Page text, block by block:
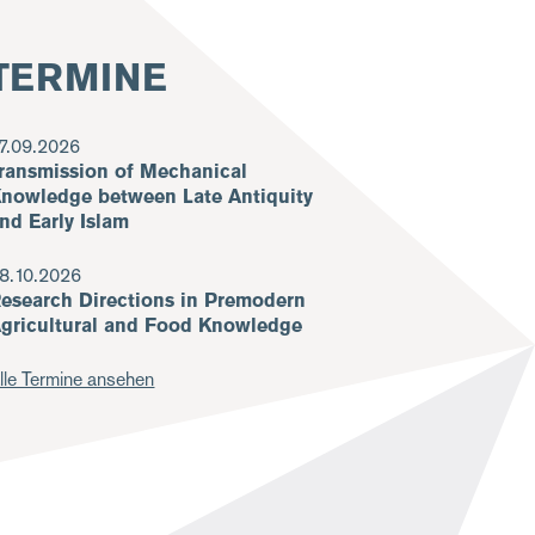
of Mechanical
between Late Antiquity
Early Islam
Directions in Premodern
and Food Knowledge
Termine ansehen